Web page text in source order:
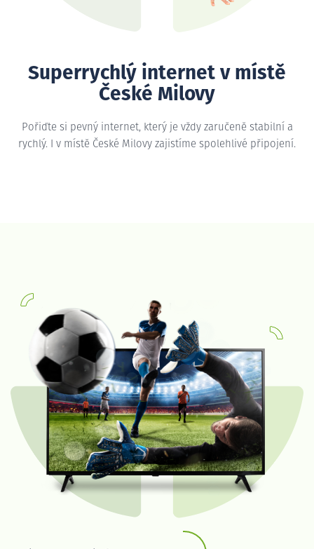
Superrychlý internet v místě
České Milovy
Pořiďte si pevný internet, který je vždy zaručeně stabilní a
rychlý. I v místě České Milovy zajistíme spolehlivé připojení.